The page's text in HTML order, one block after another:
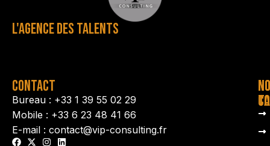
L'AGENCE DES TALENTS
CONTACT
Bureau : +33 1 39 55 02 29
Mobile : +33 6 23 48 41 66
E-mail : contact@vip-consulting.fr